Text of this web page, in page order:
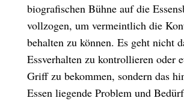
biografischen Bühne auf die
vollzogen, um vermeintlich die
behalten zu können. Es geht nicht
Essverhalten zu kontrollieren oder
Griff zu bekommen, sondern das
Essen liegende Problem und